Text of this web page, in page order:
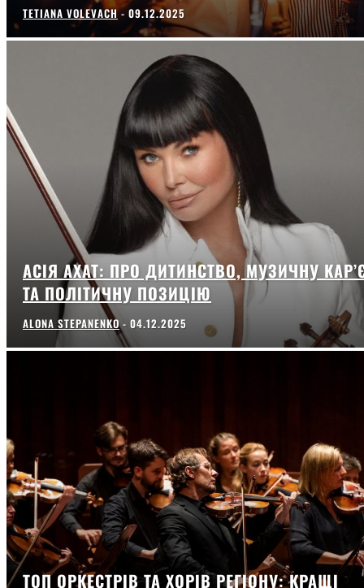
TETIANA VOLEVACH - 09.12.2025
АСІЯ АХАТ: ПРО ДИТИНСТВО, МУЗИЧНУ
ТА ПОЛІТИЧНУ ПОЗИЦІЮ
ALONA STEPANENKO - 04.12.2025
ТОП ОРКЕСТРІВ ТА ХОРІВ РЕГІОНУ: КРАЩІ